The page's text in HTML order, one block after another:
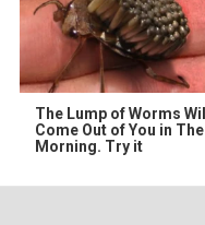
The Lump of Worms Will
Come Out of You in The
Morning. Try it